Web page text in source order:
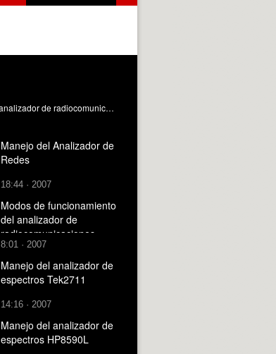
Vídeo explicativo acerca del manejo del analizador de radiocomunicaciones Marconi 2965. Ramos Pascual, F. (2008). Manejo de un analizador de radiocomunicaciones. https://riunet.upv.es/handle/10251/504
Manejo del Analizador de
Redes
18:44 · 2007
Modos de funcionamiento
del analizador de
radiocomunicaciones
8:01 · 2007
Manejo del analizador de
espectros Tek2711
14:16 · 2007
Manejo del analizador de
espectros HP8590L